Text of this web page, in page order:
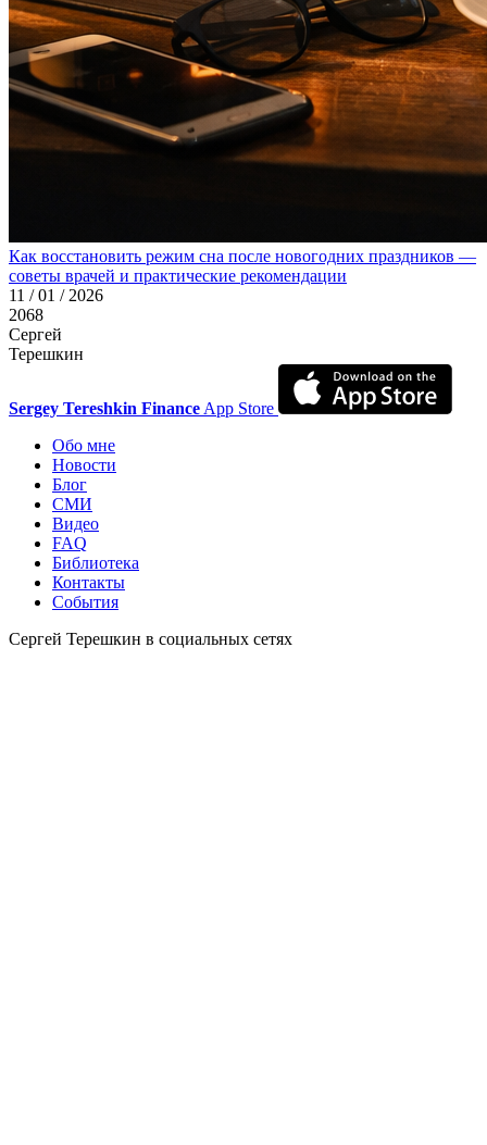
Как восстановить режим сна после новогодних праздников —
советы врачей и практические рекомендации
11 / 01 / 2026
2068
Сергей
Терешкин
Sergey Tereshkin Finance App Store
Обо мне
Новости
Блог
СМИ
Видео
FAQ
Библиотека
Контакты
События
Сергей Терешкин в социальных сетях